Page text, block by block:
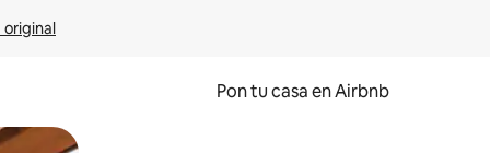
original
Pon tu casa en Airbnb